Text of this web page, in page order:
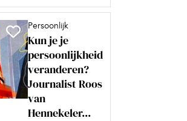
Persoonlijk
Kun je je
persoonlijkheid
veranderen?
Journalist Roos
van
Hennekeler...